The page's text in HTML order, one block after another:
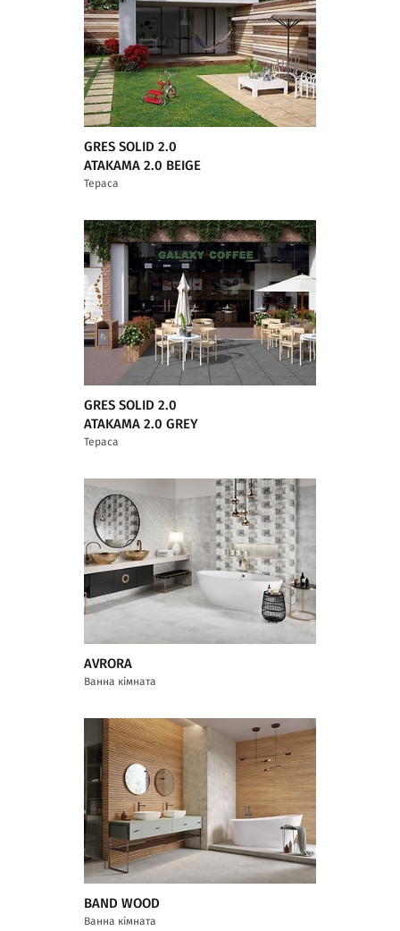
GRES SOLID 2.0
ATAKAMA 2.0 BEIGE
Тераса
GRES SOLID 2.0
ATAKAMA 2.0 GREY
Тераса
AVRORA
Ванна кімната
BAND WOOD
Ванна кімната